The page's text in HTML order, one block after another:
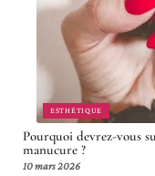
ESTHÉTIQUE
Pourquoi devrez-vous
manucure ?
10 mars 2026